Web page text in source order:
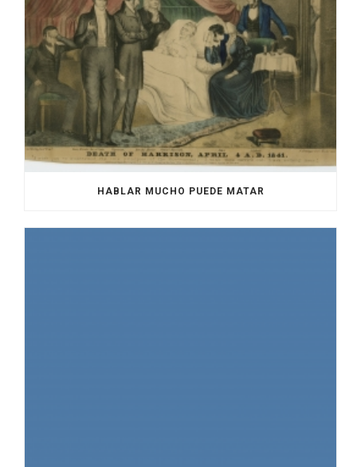
HABLAR MUCHO PUEDE MATAR